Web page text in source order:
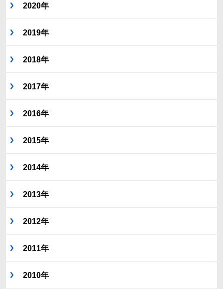
2020年
2019年
2018年
2017年
2016年
2015年
2014年
2013年
2012年
2011年
2010年